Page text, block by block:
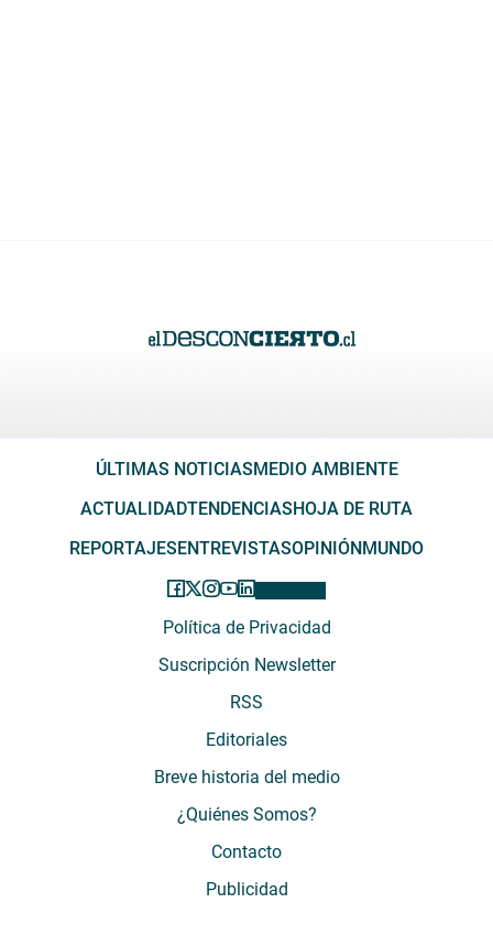
ÚLTIMAS NOTICIASMEDIO AMBIENTE
ACTUALIDADTENDENCIASHOJA DE RUTA
REPORTAJESENTREVISTASOPINIÓNMUNDO
Política de Privacidad
Suscripción Newsletter
RSS
Editoriales
Breve historia del medio
¿Quiénes Somos?
Contacto
Publicidad